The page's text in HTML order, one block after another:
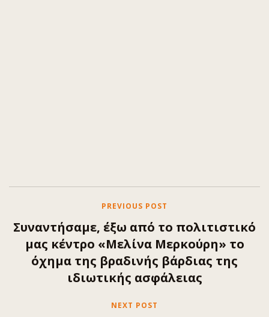
PREVIOUS POST
Συναντήσαμε, έξω από το πολιτιστικό
μας κέντρο «Μελίνα Μερκούρη» το
όχημα της βραδινής βάρδιας της
ιδιωτικής ασφάλειας
NEXT POST